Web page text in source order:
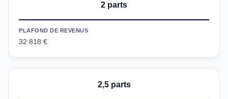
2 parts
PLAFOND DE REVENUS
32 818 €
2,5 parts